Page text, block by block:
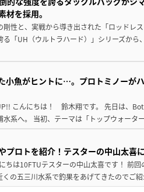
材を採用。
剛性と、実戦から導き出された「ロッドレ
「UH（ウルトラハード）」シリーズから
小魚がヒントに…。プロトミノーが
こんにちは！ 鈴木翔です。 先日は、
水系へ。 当初、テーマは「トップウォータ
プロトを紹介！テスターの中山太喜
ちは10FTUテスターの中山太喜です！ 前
くの五三川水系で釣果をあげてきたのでご